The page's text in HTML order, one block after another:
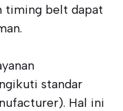
timing belt dapat
standar
Hal ini